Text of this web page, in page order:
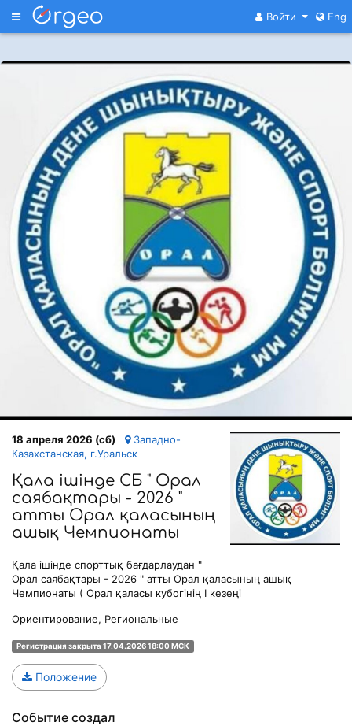
Меню Войти Eng
18 апреля 2026 (сб)
Западно-
Казахстанская, г.Уральск
Қала ішінде СБ " Орал
саябақтары - 2026 "
атты Орал қаласының
ашық Чемпионаты
Қала ішінде спорттық бағдарлаудан "
Орал саябақтары - 2026 " атты Орал қаласының ашық
Чемпионаты ( Орал қаласы кубогінің I кезеңі
Ориентирование, Региональные
Регистрация закрыта 17.04.2026 18:00 МСК
Положение
Событие создал